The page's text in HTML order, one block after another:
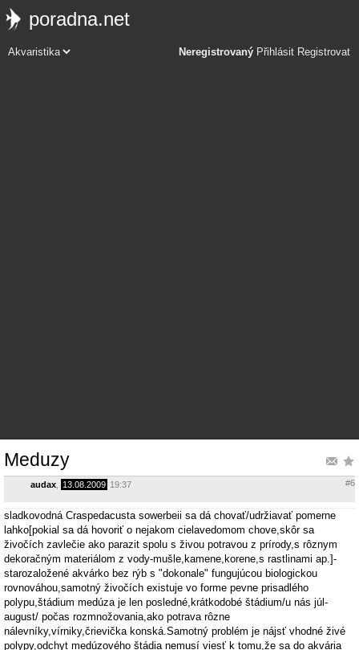
poradna.net
Neregistrovaný Přihlásit Registrovat
Meduzy
audax 13.08.2009 19:37 #6
sladkovodná Craspedacusta sowerbeii sa dá chovať/udržiavať pomerne
lahko[pokial sa dá hovoriť o nejakom cielavedomom chove,skôr sa
živočích zavlečie ako parazit spolu s živou potravou z prírody,s rôznym
dekoračným materiálom z vody-mušle,kamene,korene,s rastlinami ap.]-
starozaložené akvárko bez rýb s "dokonale" fungujúcou biologickou
rovnováhou,samotný živočích existuje vo forme pevne prisadlého
polypu,štádium medúza je len posledné,krátkodobé štádium/u nás júl-
august/ počas rozmnožovania,ako potrava rôzne
nálevníky,vírniky,črievička konská.Samotný problém je nájsť vhodné živé
polypy,odchyt medúzového štádia nemusí viesť k tomu,že sa do akvária